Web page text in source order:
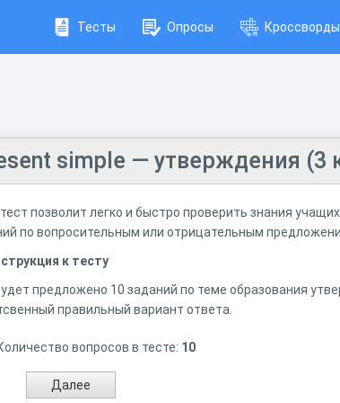
Тесты Опросы Кроссворды
simple — утверждения (3
позволит легко и быстро проверить знания
по вопросительным или отрицательным
к тесту
предложено 10 заданий по теме образования
правильный вариант ответа.
вопросов в тесте: 10